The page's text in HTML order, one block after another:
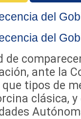
del
del
de
ante la
tipos de
clásica,